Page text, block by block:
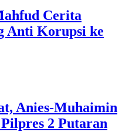
Cerita
Anti Korupsi ke
Anies-Muhaimin
2 Putaran